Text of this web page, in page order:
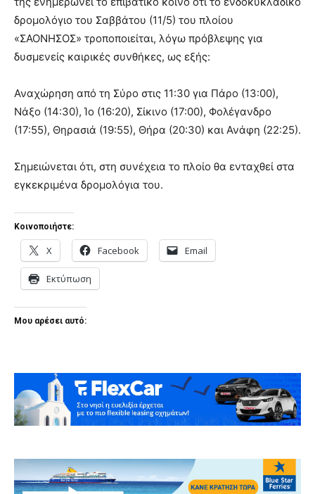
δρομολόγιο του Σαββάτου (11/5) του πλοίου
«ΣΑΟΝΗΣΟΣ» τροποποιείται, λόγω πρόβλεψης για
δυσμενείς καιρικές συνθήκες, ως εξής:
Αναχώρηση από τη Σύρο στις 11:30 για Πάρο (13:00),
Νάξο (14:30), Ίο (16:20), Σίκινο (17:00), Φολέγανδρο
(17:55), Θηρασιά (19:55), Θήρα (20:30) και Ανάφη (22:25).
Σημειώνεται ότι, στη συνέχεια το πλοίο θα ενταχθεί στα
εγκεκριμένα δρομολόγια του.
Κοινοποιήστε:
X Facebook Email
Εκτύπωση
Μου αρέσει αυτό: